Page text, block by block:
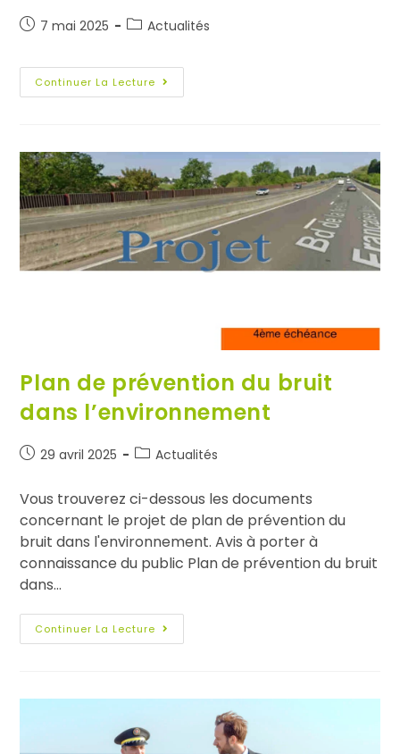
7 mai 2025 Actualités
Continuer La Lecture
Plan de prévention du bruit
dans l’environnement
29 avril 2025 Actualités
Vous trouverez ci-dessous les documents
concernant le projet de plan de prévention du
bruit dans l'environnement. Avis à porter à
connaissance du public Plan de prévention du bruit
dans…
Continuer La Lecture